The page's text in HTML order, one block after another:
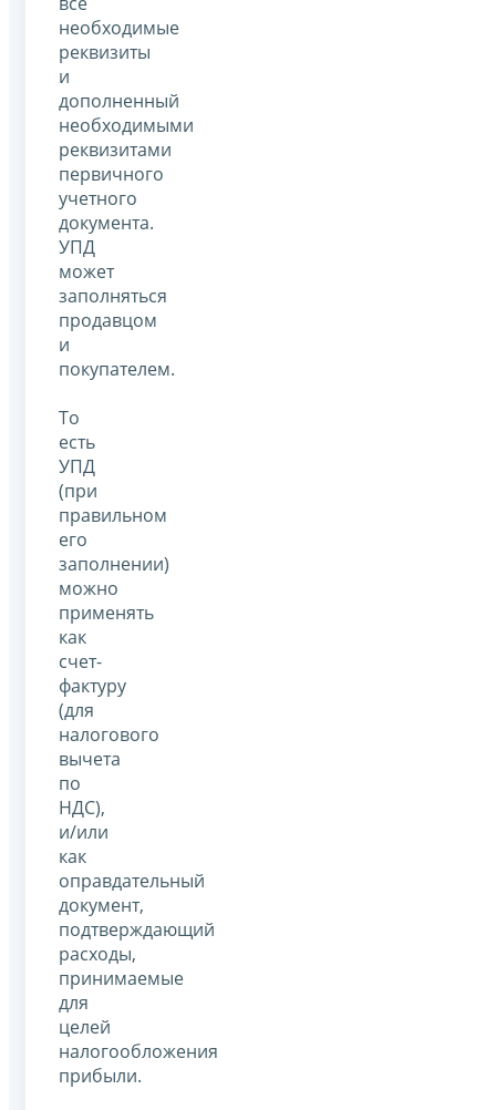
необходимые
реквизиты
и
дополненный
необходимыми
реквизитами
первичного
учетного
документа.
УПД
может
заполняться
продавцом
и
покупателем.
То
есть
УПД
(при
правильном
его
заполнении)
можно
применять
как
счет-
фактуру
(для
налогового
вычета
по
НДС),
и/или
как
оправдательный
документ,
подтверждающий
расходы,
принимаемые
для
целей
налогообложения
прибыли.